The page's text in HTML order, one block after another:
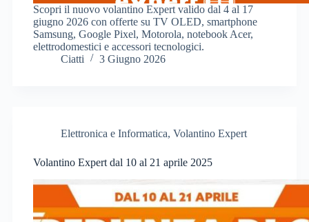
Scopri il nuovo volantino Expert valido dal 4 al 17
giugno 2026 con offerte su TV OLED, smartphone
Samsung, Google Pixel, Motorola, notebook Acer,
elettrodomestici e accessori tecnologici.
Ciatti
3 Giugno 2026
Elettronica e Informatica, Volantino Expert
Volantino Expert dal 10 al 21 aprile 2025